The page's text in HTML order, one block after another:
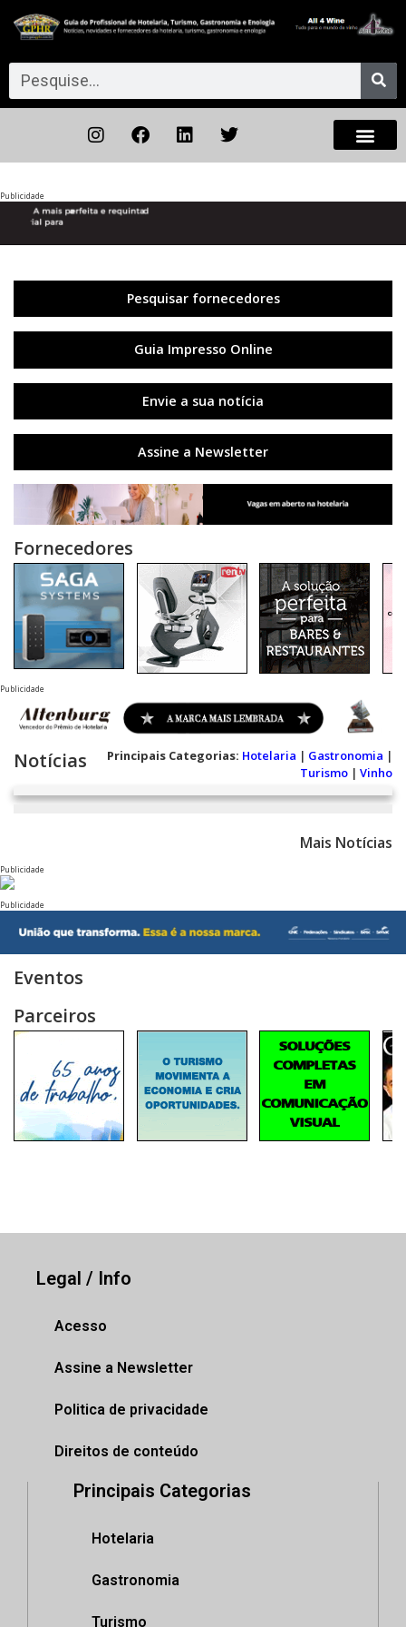
Publicidade
Pesquisar fornecedores
Guia Impresso Online
Envie a sua notícia
Assine a Newsletter
Fornecedores
Publicidade
Notícias Principais Categorias: Hotelaria | Gastronomia |
Turismo | Vinho
Mais Notícias
Publicidade
Publicidade
Eventos
Parceiros
Legal / Info
Acesso
Assine a Newsletter
Politica de privacidade
Direitos de conteúdo
Principais Categorias
Hotelaria
Gastronomia
Turismo